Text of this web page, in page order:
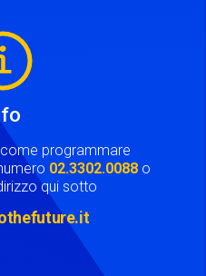
programmare
02.3302.0088 o
qui sotto